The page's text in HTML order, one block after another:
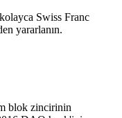
Swiss Franc
yararlanın.
blok zincirinin